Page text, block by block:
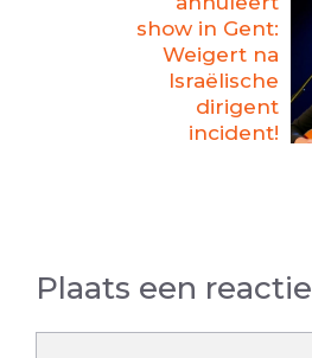
show in Gent:
Weigert na
Israëlische
dirigent
incident!
Plaats een reactie